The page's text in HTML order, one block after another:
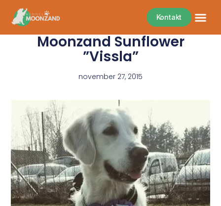
Kontakt
Moonzand Sunflower
”Vissla”
november 27, 2015